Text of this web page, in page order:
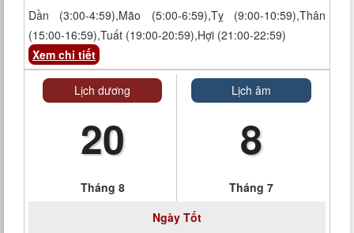
Dần (3:00-4:59),Mão (5:00-6:59),Tỵ (9:00-10:59),Thân
(15:00-16:59),Tuất (19:00-20:59),Hợi (21:00-22:59)
Xem chi tiết
Lịch dương
20
Tháng 8
Lịch âm
8
Tháng 7
Ngày Tốt